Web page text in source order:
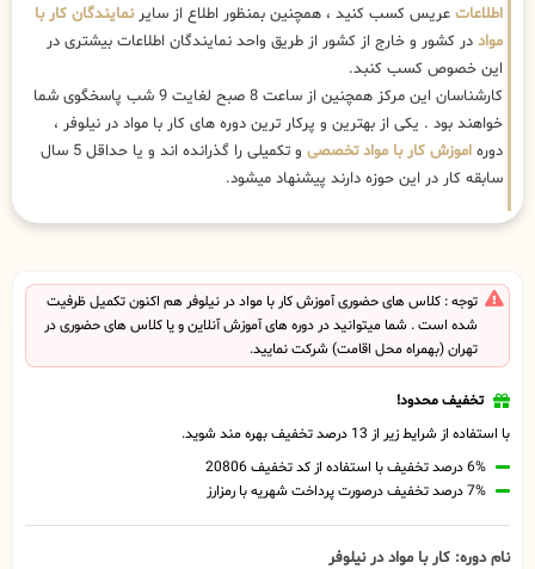
اطلاعات عریس کسب کنید ، همچنین بمنظور اطلاع از سایرنمایندگان کار با
مواد در کشور و خارج از کشور از طریق واحد نمایندگان اطلاعات بیشتری در
این خصوص کسب کنبد.
کارشناسان این مرکز همچنین از ساعت 8 صبح لغایت 9 شب پاسخگوی شما
خواهند بود . یکی از بهترین و پرکار ترین دوره های کار با مواد در نیلوفر ،
دوره اموزش کار با مواد تخصصی
و تکمیلی را گذرانده اند و یا حداقل 5 سال
سابقه کار در این حوزه دارند پیشنهاد میشود.
توجه : کلاس های حضوری آموزش کار با مواد در نیلوفر هم اکنون تکمیل ظرفیت
شده است . شما میتوانید در دوره های آموزش آنلاین و یا کلاس های حضوری در
تهران (بهمراه محل اقامت) شرکت نمایید.
تخفیف محدود!
با استفاده از شرایط زیر از 13 درصد تخفیف بهره مند شوید.
6% درصد تخفیف با استفاده از کد تخفیف 20806
7% درصد تخفیف درصورت پرداخت شهریه با رمزارز
نام دوره: کار با مواد در نیلوفر